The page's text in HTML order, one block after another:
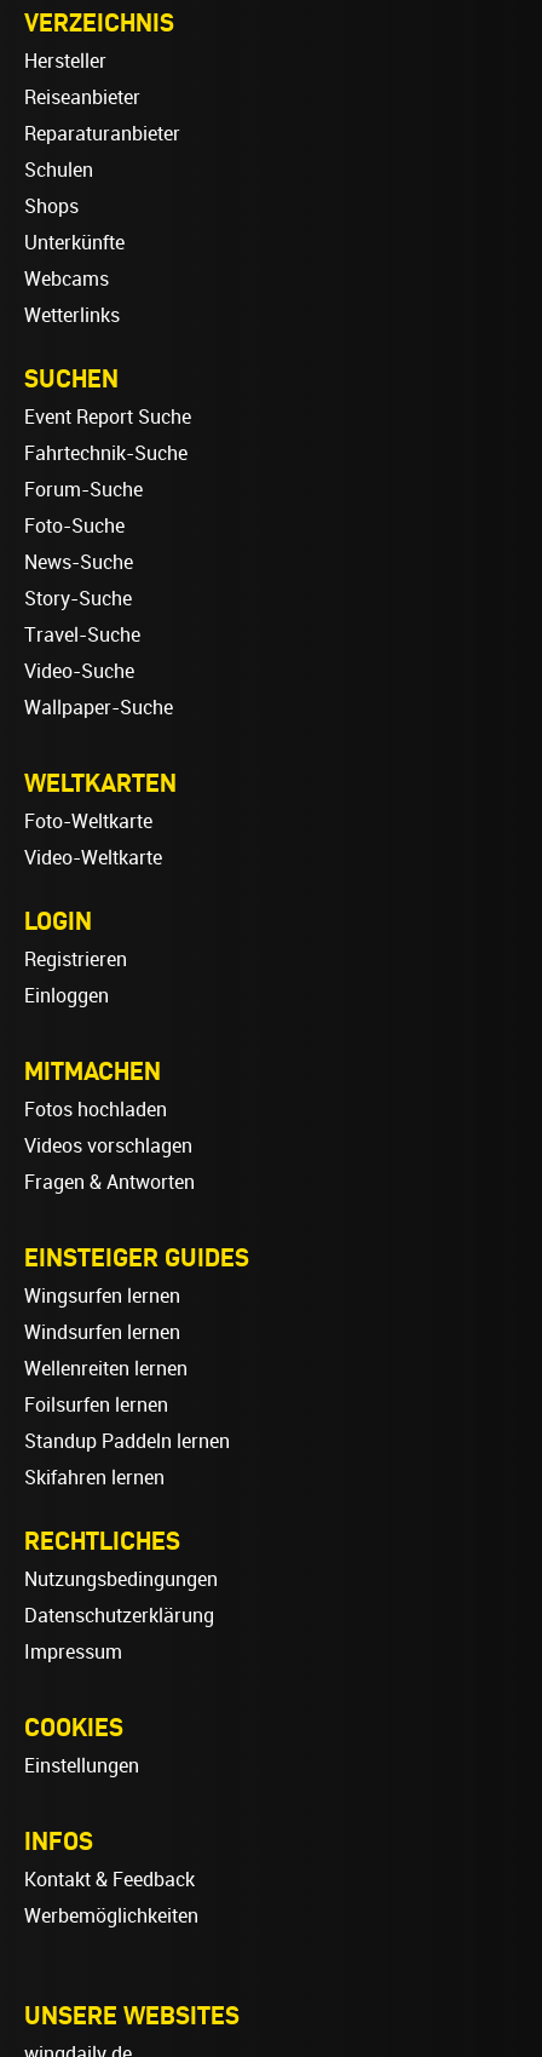
VERZEICHNIS
Hersteller
Reiseanbieter
Reparaturanbieter
Schulen
Shops
Unterkünfte
Webcams
Wetterlinks
SUCHEN
Event Report Suche
Fahrtechnik-Suche
Forum-Suche
Foto-Suche
News-Suche
Story-Suche
Travel-Suche
Video-Suche
Wallpaper-Suche
WELTKARTEN
Foto-Weltkarte
Video-Weltkarte
LOGIN
Registrieren
Einloggen
MITMACHEN
Fotos hochladen
Videos vorschlagen
Fragen & Antworten
EINSTEIGER GUIDES
Wingsurfen lernen
Windsurfen lernen
Wellenreiten lernen
Foilsurfen lernen
Standup Paddeln lernen
Skifahren lernen
RECHTLICHES
Nutzungsbedingungen
Datenschutzerklärung
Impressum
COOKIES
Einstellungen
INFOS
Kontakt & Feedback
Werbemöglichkeiten
UNSERE WEBSITES